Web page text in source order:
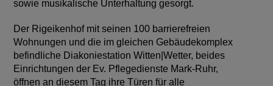
sowie musikalische Unterhaltung gesorgt.
Der Rigeikenhof mit seinen 100 barrierefreien
Wohnungen und die im gleichen Gebäudekomplex
befindliche Diakoniestation Witten|Wetter, beides
Einrichtungen der Ev. Pflegedienste Mark-Ruhr,
öffnen an diesem Tag ihre Türen für alle